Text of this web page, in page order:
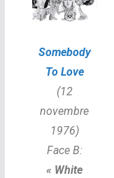
Somebody
To Love
(12
novembre
1976)
Face B:
« White